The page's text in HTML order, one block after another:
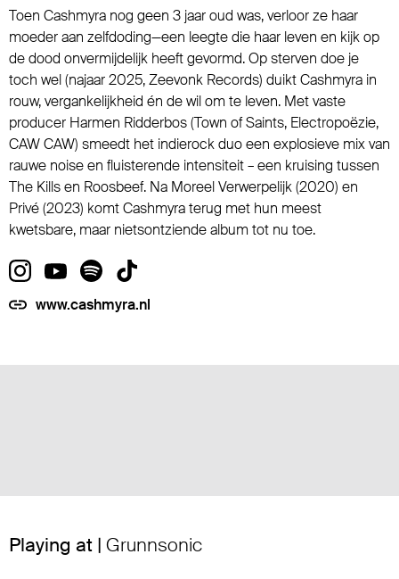
Toen Cashmyra nog geen 3 jaar oud was, verloor ze haar
moeder aan zelfdoding—een leegte die haar leven en kijk op
de dood onvermijdelijk heeft gevormd. Op sterven doe je
toch wel (najaar 2025, Zeevonk Records) duikt Cashmyra in
rouw, vergankelijkheid én de wil om te leven. Met vaste
producer Harmen Ridderbos (Town of Saints, Electropoëzie,
CAW CAW) smeedt het indierock duo een explosieve mix van
rauwe noise en fluisterende intensiteit – een kruising tussen
The Kills en Roosbeef. Na Moreel Verwerpelijk (2020) en
Privé (2023) komt Cashmyra terug met hun meest
kwetsbare, maar nietsontziende album tot nu toe.
www.cashmyra.nl
Playing at | Grunnsonic